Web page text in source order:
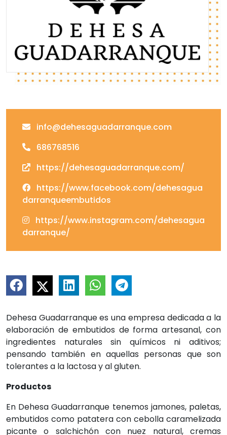
info@dehesaguadarranque.com
686768516
https://dehesaguadarranque.com/
https://www.facebook.com/dehesagua
darranqueembutidos
https://www.instagram.com/dehesagua
darranque/
Dehesa Guadarranque es una empresa dedicada a la
elaboración de embutidos de forma artesanal, con
ingredientes naturales sin químicos ni aditivos;
pensando también en aquellas personas que son
tolerantes a la lactosa y al gluten.
Productos
En Dehesa Guadarranque tenemos jamones, paletas,
embutidos como patatera con cebolla caramelizada
picante o salchichón con nuez natural, cremas